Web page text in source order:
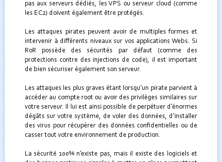
pas aux serveurs dédiés, les VPS ou serveur cloud (comme
les EC2) doivent également être protégés.
Les attaques pirates peuvent avoir de multiples formes et
intervenir à différents niveaux sur vos applications Webs. Si
RoR possède des sécurités par défaut (comme des
protections contre des injections de code), il est important
de bien sécuriser également son serveur.
Les attaques les plus graves étant lorsqu’un pirate parvient à
accéder au compte root ou avoir des privilèges similaires sur
votre serveur. Il lui est ainsi possible de perpétuer d’énormes
dégâts sur votre système, de voler des données, d’installer
des virus pour récupérer des données confidentielles ou de
casser tout votre environnement de production.
La sécurité 100% n’existe pas, mais il existe des logiciels et